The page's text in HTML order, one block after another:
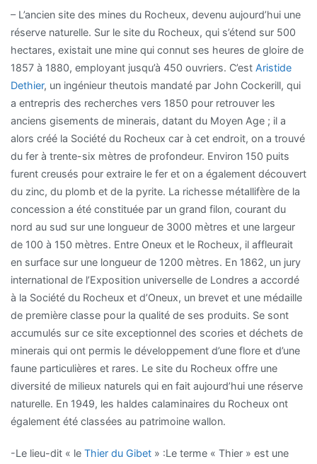
– L’ancien site des mines du Rocheux, devenu aujourd’hui une
réserve naturelle. Sur le site du Rocheux, qui s’étend sur 500
hectares, existait une mine qui connut ses heures de gloire de
1857 à 1880, employant jusqu’à 450 ouvriers. C’est Aristide
Dethier, un ingénieur theutois mandaté par John Cockerill, qui
a entrepris des recherches vers 1850 pour retrouver les
anciens gisements de minerais, datant du Moyen Age ; il a
alors créé la Société du Rocheux car à cet endroit, on a trouvé
du fer à trente-six mètres de profondeur. Environ 150 puits
furent creusés pour extraire le fer et on a également découvert
du zinc, du plomb et de la pyrite. La richesse métallifère de la
concession a été constituée par un grand filon, courant du
nord au sud sur une longueur de 3000 mètres et une largeur
de 100 à 150 mètres. Entre Oneux et le Rocheux, il affleurait
en surface sur une longueur de 1200 mètres. En 1862, un jury
international de l’Exposition universelle de Londres a accordé
à la Société du Rocheux et d’Oneux, un brevet et une médaille
de première classe pour la qualité de ses produits. Se sont
accumulés sur ce site exceptionnel des scories et déchets de
minerais qui ont permis le développement d’une flore et d’une
faune particulières et rares. Le site du Rocheux offre une
diversité de milieux naturels qui en fait aujourd’hui une réserve
naturelle. En 1949, les haldes calaminaires du Rocheux ont
également été classées au patrimoine wallon.
-Le lieu-dit « le Thier du Gibet » :Le terme « Thier » est une